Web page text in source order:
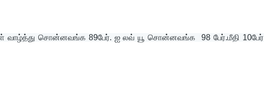
வாழ்த்து சொன்னவங்க 89பேர். ஐ லவ் யூ சொன்னவங்க  98 பேர்.மீதி 10பேர்